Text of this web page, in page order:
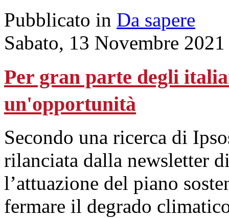
Pubblicato in Da sapere
Sabato, 13 Novembre
Per gran parte degli
un'opportunità
Secondo una ricerca di
rilanciata dalla newsletter
l’attuazione del piano
fermare il degrado